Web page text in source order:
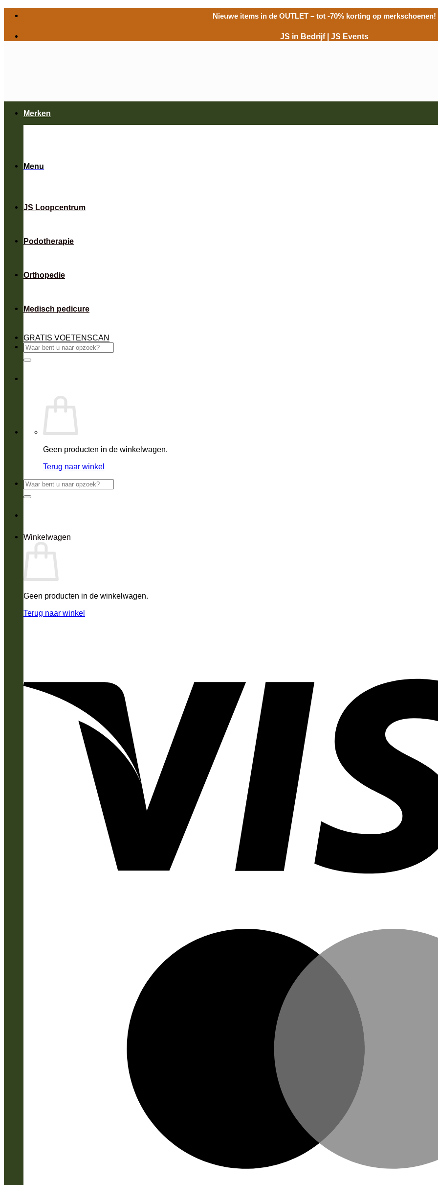
Nieuwe items in de OUTLET– tot -70% korting op merkschoenen!
JS in Bedrijf JS Events
Menu
JS Loopcentrum
Podotherapie
Orthopedie
Medisch pedicure
GRATIS VOETENSCAN
Zoeken
naar:
Geen producten in de winkelwagen.
Terug naar winkel
Zoeken
Winkelwagen
Geen producten in de winkelwagen.
Terug naar winkel
Merken